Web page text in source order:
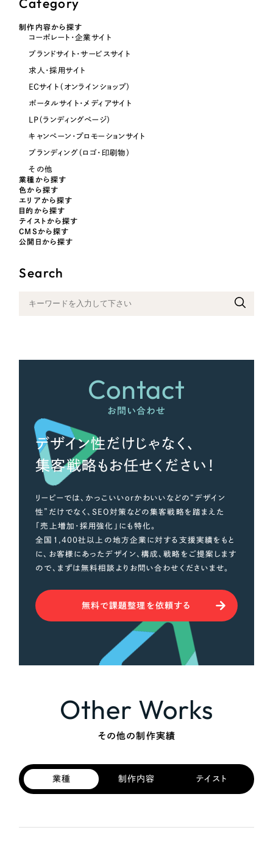
オレンジ・橙色
グリーン・緑色
ブルー・青色
パープル・紫色
ピンク・桃色
カラフル・多色
その他
制作内容から探す
コーポレート・企業サイト
ブランドサイト・サービスサイト
求人・採用サイト
ECサイト（オンラインショップ）
ポータルサイト・メディアサイト
LP（ランディングページ）
キャンペーン・プロモーションサイト
ブランディング（ロゴ・印刷物）
その他
業種から探す
色から探す
エリアから探す
目的から探す
テイストから探す
CMSから探す
公開日から探す
Search
Contact
お問い合わせ
デザイン性だけじゃなく、
集客戦略もお任せください！
リーピーでは、かっこいいorかわいいなどの“デザイン
性”だけでなく、SEO対策などの集客戦略を踏まえた
「売上増加・採用強化」にも特化。
全国1,400社以上の地方企業に対する支援実績をもと
に、お客様にあったデザイン、構成、戦略をご提案します
ので、まずは無料相談よりお問い合わせくださいませ。
無料で課題整理を依頼する
Other Works
その他の制作実績
業種 制作内容 テイスト